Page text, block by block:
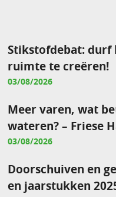
Stikstofdebat: durf
ruimte te creëren!
03/08/2026
Meer varen, wat
wateren? – Friese
03/08/2026
Doorschuiven en
en jaarstukken